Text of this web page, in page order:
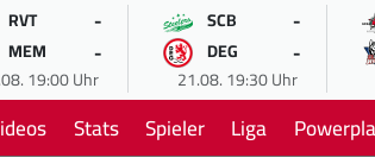
RVT -
MEM -
19:00 Uhr
SCB -
DEG -
21.08. 19:30 Uhr
Stats Spieler Liga